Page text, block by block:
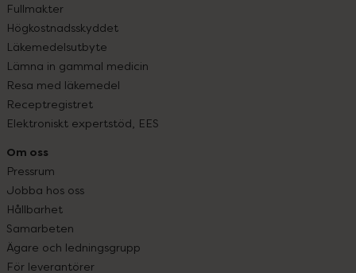
Fullmakter
Högkostnadsskyddet
Läkemedelsutbyte
Lämna in gammal medicin
Resa med läkemedel
Receptregistret
Elektroniskt expertstöd, EES
Om oss
Pressrum
Jobba hos oss
Hållbarhet
Samarbeten
Ägare och ledningsgrupp
För leverantörer